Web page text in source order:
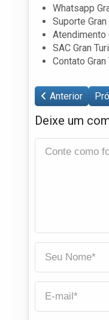
Whatsapp
Suporte
Atendimento
SAC Gran
Contato
Anterior
Deixe um